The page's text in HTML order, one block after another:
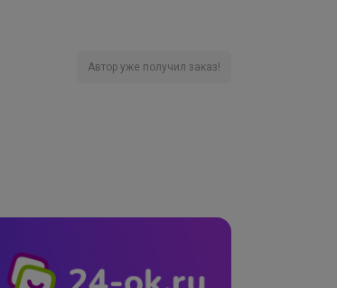
Автор уже получил заказ!